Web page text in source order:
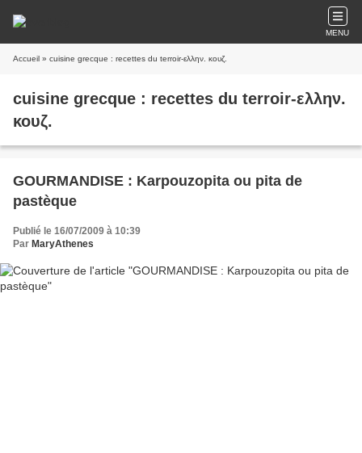
MENU
Accueil » cuisine grecque : recettes du terroir-ελλην. κουζ.
cuisine grecque : recettes du terroir-ελλην.
κουζ.
GOURMANDISE : Karpouzopita ou pita de
pastèque
Publié le 16/07/2009 à 10:39
Par MaryAthenes